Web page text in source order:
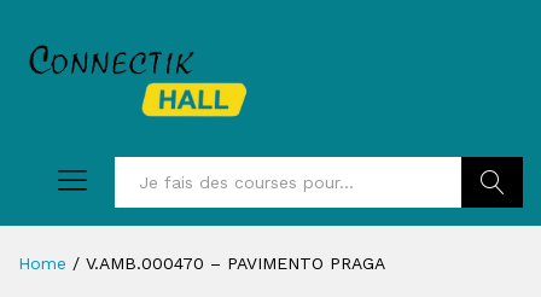
Home / V.AMB.000470 – PAVIMENTO PRAGA